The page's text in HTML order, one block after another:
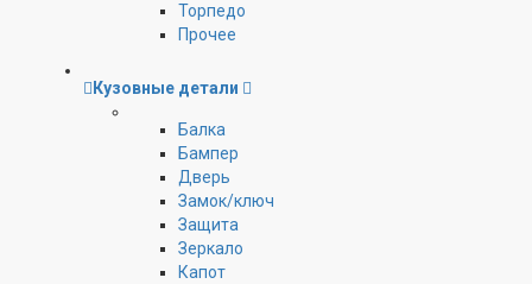
Торпедо
Прочее
Кузовные детали
Балка
Бампер
Дверь
Замок/ключ
Защита
Зеркало
Капот